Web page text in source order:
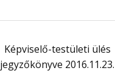
Képviselő-testületi ülés
jegyzőkönyve 2016.11.23.